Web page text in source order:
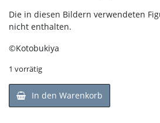
Die in diesen Bildern verwendeten
nicht enthalten.
©Kotobukiya
1 vorrätig
In den Warenkorb